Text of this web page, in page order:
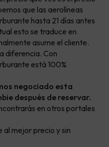
que las aerolíneas
hasta 21 días antes
esto se traduce en
asume el cliente.
diferencia. Con
está 100%
negociado esta
después de reservar.
en otros portales
al mejor precio y sin